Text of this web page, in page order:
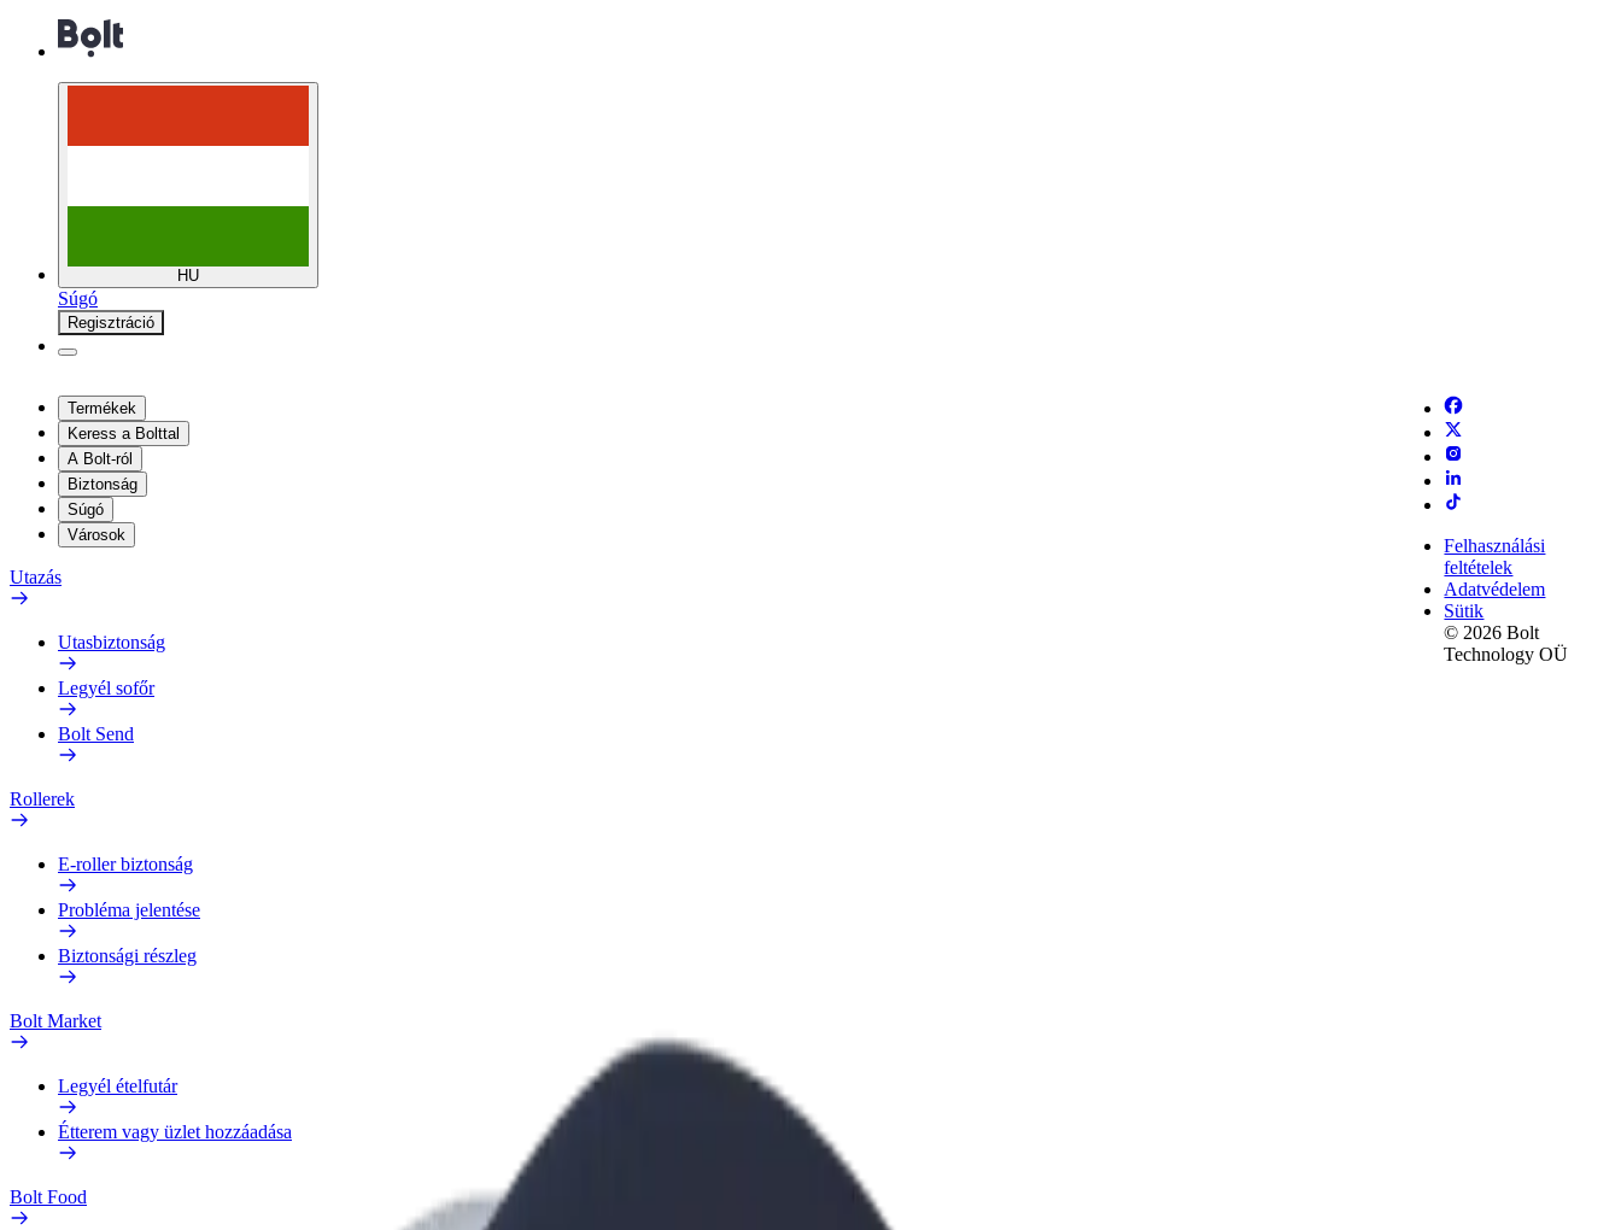
HU
Súgó
Regisztráció
Termékek
Keress a Bolttal
A Bolt-ról
Biztonság
Súgó
Városok
Utazás
Utasbiztonság
Legyél sofőr
Bolt Send
Rollerek
E-roller biztonság
Probléma jelentése
Biztonsági részleg
Bolt Market
Legyél ételfutár
Étterem vagy üzlet hozzáadása
Bolt Food
Felhasználási
feltételek
Adatvédelem
Sütik
© 2026 Bolt
Technology OÜ